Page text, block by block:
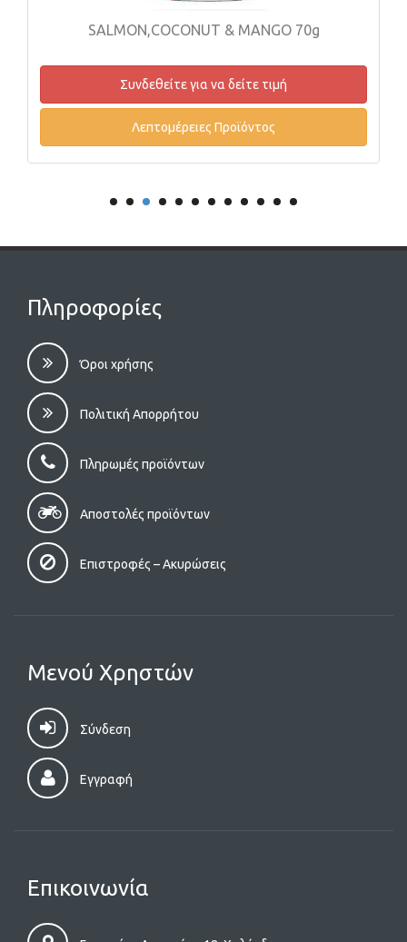
SALMON,COCONUT & MANGO 70g
Συνδεθείτε για να δείτε τιμή
Λεπτομέρειες Προϊόντος
Πληροφορίες
Όροι χρήσης
Πολιτική Απορρήτου
Πληρωμές προϊόντων
Αποστολές προϊόντων
Επιστροφές – Aκυρώσεις
Μενού Χρηστών
Σύνδεση
Εγγραφή
Επικοινωνία